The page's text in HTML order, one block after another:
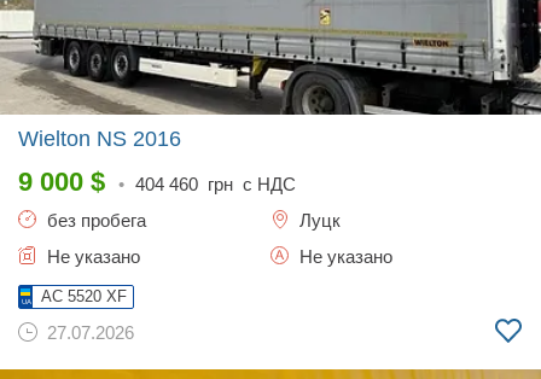
Wielton NS 2016
9 000 $ • 404 460 грн с НДС
без пробега
Луцк
Не указано
Не указано
AC 5520 XF
27.07.2026